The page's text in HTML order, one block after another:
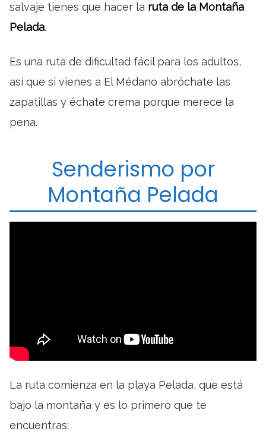
salvaje tienes que hacer la ruta de la Montaña
Pelada.
Es una ruta de dificultad fácil para los adultos,
así que si vienes a El Médano abróchate las
zapatillas y échate crema porque merece la
pena.
Senderismo por
Montaña Pelada
La ruta comienza en la playa Pelada, que está
bajo la montaña y es lo primero que te
encuentras: